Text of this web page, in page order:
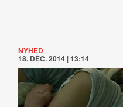
NYHED
18. DEC. 2014 | 13:14